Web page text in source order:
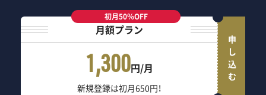
初月50％OFF
月額プラン
1,300円/月
新規登録は初月650円！
申し込む